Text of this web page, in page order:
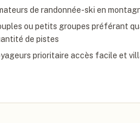
de randonnée-ski en
ou petits groupes préférant
de pistes
prioritaire accès facile et